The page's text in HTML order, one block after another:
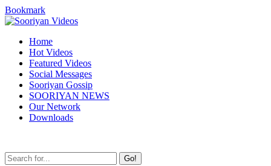
Bookmark
Home
Hot Videos
Featured Videos
Social Messages
Sooriyan Gossip
SOORIYAN NEWS
Our Network
Downloads
Go!